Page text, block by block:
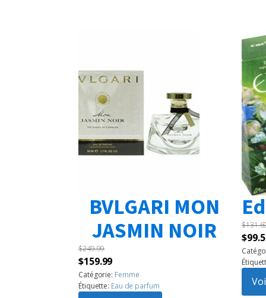
BVLGARI MON
JASMIN NOIR
$249.99
Le
prix
initial
$159.99Le
prix
actuel
Catégorie: Femme
Étiquette: Eau de parfum
$
Le
prix
$